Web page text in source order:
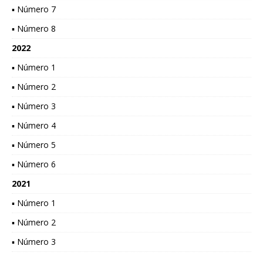
▪ Número 7
▪ Número 8
2022
▪ Número 1
▪ Número 2
▪ Número 3
▪ Número 4
▪ Número 5
▪ Número 6
2021
▪ Número 1
▪ Número 2
▪ Número 3